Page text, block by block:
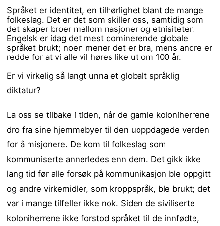
Språket er identitet, en tilhørlighet blant de mange
folkeslag. Det er det som skiller oss, samtidig som
det skaper broer mellom nasjoner og etnisiteter.
Engelsk er idag det mest dominerende globale
språket brukt; noen mener det er bra, mens andre er
redde for at vi alle vil høres like ut om 100 år.
Er vi virkelig så langt unna et globalt språklig
diktatur?
La oss se tilbake i tiden, når de gamle koloniherrene
dro fra sine hjemmebyer til den uoppdagede verden
for å misjonere. De kom til folkeslag som
kommuniserte annerledes enn dem. Det gikk ikke
lang tid før alle forsøk på kommunikasjon ble oppgitt
og andre virkemidler, som kroppspråk, ble brukt; det
var i mange tilfeller ikke nok. Siden de siviliserte
koloniherrene ikke forstod språket til de innfødte,